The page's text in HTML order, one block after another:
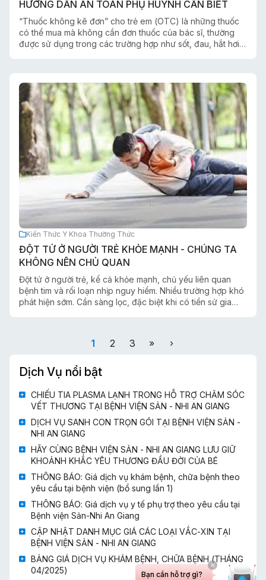
HƯỚNG DẪN AN TOÀN PHỤ HUYNH CẦN BIẾT
“Thuốc không kê đơn” cho trẻ em (OTC) là những thuốc
có thể mua mà không cần đơn thuốc của bác sĩ, thường
được sử dụng trong các trường hợp như sốt, đau, hắt hơi
Kiến Thức Y Khoa Thường Thức
ĐỘT TỬ Ở NGƯỜI TRẺ KHỎE MẠNH - CHÚNG TA
KHÔNG NÊN CHỦ QUAN
Đột tử ở người trẻ, kể cả khỏe mạnh, chủ yếu liên quan
bệnh tim và rối loạn nhịp nguy hiểm. Nhiều trường hợp khó
phát hiện sớm. Cần sàng lọc, đặc biệt khi có tiền sử gia
1 2 3 » ›
Dịch Vụ nổi bật
CHIẾU TIA PLASMA LẠNH TRONG HỖ TRỢ CHĂM SÓC
VẾT THƯƠNG TẠI BỆNH VIỆN SẢN - NHI AN GIANG
DỊCH VỤ SANH CON TRỌN GÓI TẠI BỆNH VIỆN SẢN -
NHI AN GIANG
HÃY CÙNG BỆNH VIỆN SẢN - NHI AN GIANG LƯU GIỮ
KHOẢNH KHẮC YÊU THƯƠNG ĐẦU ĐỜI CỦA BÉ
THÔNG BÁO: Giá dịch vụ khám bệnh, chữa bệnh theo
yêu cầu tại bệnh viện (bổ sung lần 1)
THÔNG BÁO: Giá dịch vụ y tế phụ trợ theo yêu cầu tại
Bệnh viện Sản-Nhi An Giang
CẬP NHẬT DANH MỤC GIÁ CÁC LOẠI VẮC-XIN TẠI
BỆNH VIỆN SẢN - NHI AN GIANG
BẢNG GIÁ DỊCH VỤ KHÁM BỆNH, CHỮA BỆNH (THÁNG
04/2025)
Bạn cần hỗ trợ gì?